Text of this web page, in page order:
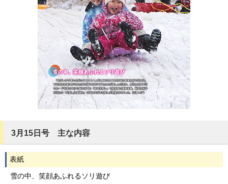
3月15日号 主な内容
表紙
雪の中、笑顔あふれるソリ遊び